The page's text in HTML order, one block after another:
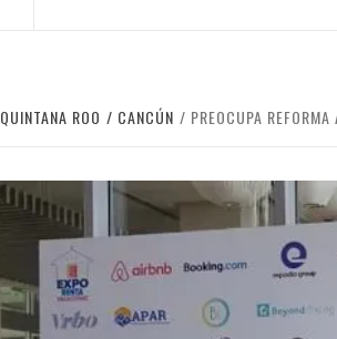
QUINTANA ROO CANCÚN PREOCUPA